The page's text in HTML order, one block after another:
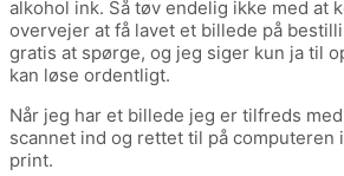
alkohol ink. Så tøv endelig ikke med at
overvejer at få lavet et billede på
gratis at spørge, og jeg siger kun ja til
kan løse ordentligt.
Når jeg har et billede jeg er tilfreds
scannet ind og rettet til på computeren
print.